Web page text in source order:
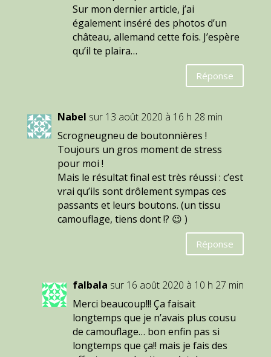
Sur mon dernier article, j’ai
également inséré des photos d’un
château, allemand cette fois. J’espère
qu’il te plaira…
Réponse
Nabel sur 13 août 2020 à 16 h 28 min
Scrogneugneu de boutonnières !
Toujours un gros moment de stress
pour moi !
Mais le résultat final est très réussi : c’est
vrai qu’ils sont drôlement sympas ces
passants et leurs boutons. (un tissu
camouflage, tiens dont !? 😉 )
Réponse
falbala sur 16 août 2020 à 10 h 27 min
Merci beaucoup!!! Ça faisait
longtemps que je n’avais plus cousu
de camouflage… bon enfin pas si
longtemps que ça!! mais je fais des